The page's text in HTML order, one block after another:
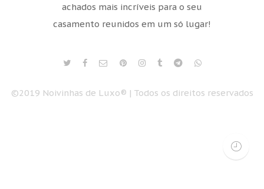
achados mais incríveis para o seu
casamento reunidos em um só lugar!
©2019 Noivinhas de Luxo® | Todos os direitos reservados